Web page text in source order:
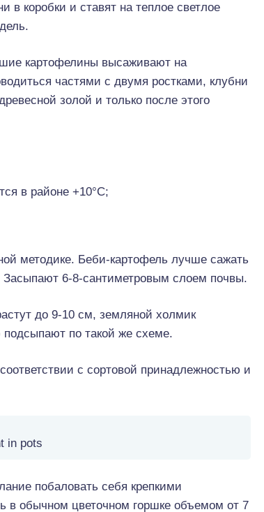
коробки и ставят на теплое светлое
картофелины высаживают на
частями с двумя ростками, клубни
золой и только после этого
в районе +10°С;
методике. Беби-картофель лучше сажать
6-8-сантиметровым слоем почвы.
до 9-10 см, земляной холмик
по такой же схеме.
с сортовой принадлежностью и
in pots
побаловать себя крепкими
в обычном цветочном горшке объемом от 7